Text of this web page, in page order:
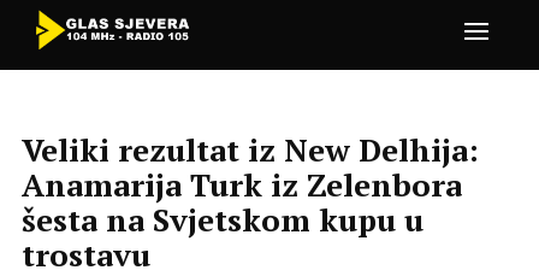
Veliki rezultat iz New Delhija:
Anamarija Turk iz Zelenbora
šesta na Svjetskom kupu u
trostavu